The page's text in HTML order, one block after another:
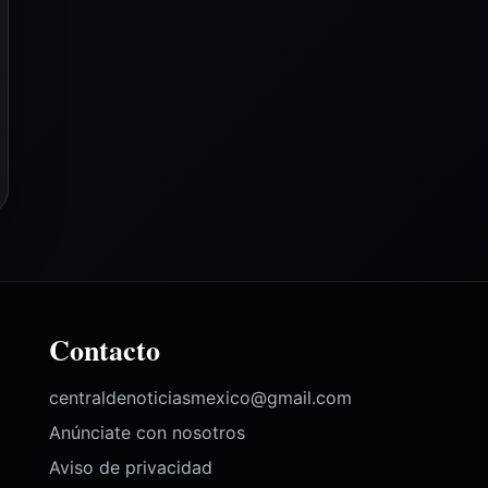
Contacto
centraldenoticiasmexico@gmail.com
Anúnciate con nosotros
Aviso de privacidad